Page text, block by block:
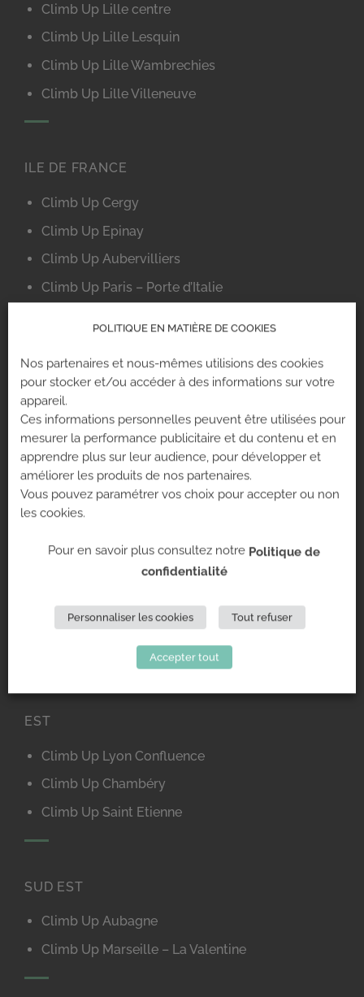
Climb Up Lille centre
Climb Up Lille Lesquin
Climb Up Lille Wambrechies
Climb Up Lille Villeneuve
ILE DE FRANCE
Climb Up Cergy
Climb Up Epinay
Climb Up Aubervilliers
Climb Up Paris – Porte d’Italie
NORD EST
Climb Up Mulhouse Wittenheim
Climb Up Dijon
Climb Up Nancy
Climb Up Bordeaux Villenave
Climb Up Bordeaux Eysines
Climb Up Limoges
EST
Climb Up Lyon Confluence
Climb Up Chambéry
Climb Up Saint Etienne
SUD EST
Climb Up Aubagne
Climb Up Marseille – La Valentine
POLITIQUE EN MATIÈRE DE COOKIES
Nos partenaires et nous-mêmes utilisions des cookies
pour stocker et/ou accéder à des informations sur votre
appareil.
Ces informations personnelles peuvent être utilisées pour
mesurer la performance publicitaire et du contenu et en
apprendre plus sur leur audience, pour développer et
améliorer les produits de nos partenaires.
Vous pouvez paramétrer vos choix pour accepter ou non
les cookies.
Pour en savoir plus consultez notre Politique de
confidentialité
Personnaliser les cookies Tout refuser
Accepter tout